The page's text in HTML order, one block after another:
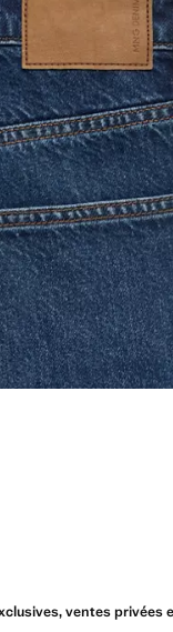
ventes privées